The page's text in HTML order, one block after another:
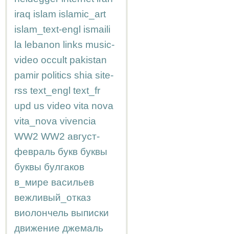
iraq islam islamic_art
islam_text-engl ismaili
la lebanon links music-
video occult pakistan
pamir politics shia site-
rss text_engl text_fr
upd us video vita nova
vita_nova vivencia
WW2 WW2 август-
февраль букв буквы
буквы булгаков
в_мире васильев
вежливый_отказ
виолончель выписки
движение джемаль